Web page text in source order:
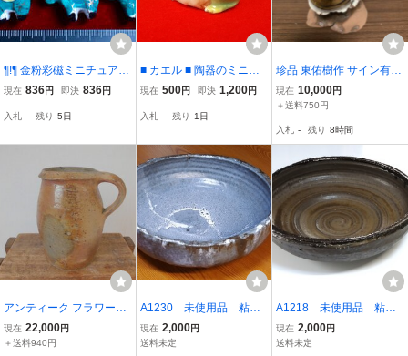
¶!¶ 金粉彩磁ミニチュアワ
ールド - 6個で1単位 12干
馬俑風馬模様金粉縁取り
現在 836円 即決 836円
入札 - 残り 5日
■ カエル ■ 陶器のミニチ
ュア タイ王国製 （送
現在 500円 即決 1,200円
入札 - 残り 1日
珍品 東佑樹作 サイン有
粘土工芸 オブジェ 陶芸
現在 10,000円
＋送料750円
入札 - 残り 8時間
アンティーク フラワーベ
ース フランス製 ノルマン
ディー地方 花器 ポット
現在 22,000円
＋送料940円
A1230 未使用品 粘土
工芸完成品 陶芸 大
鉢 メダカ鉢 水鉢 睡
現在 2,000円
送料未定
A1218 未使用品 粘土
工芸完成品 陶芸 大
鉢 花器 メダカ鉢 睡
現在 2,000円
送料未定